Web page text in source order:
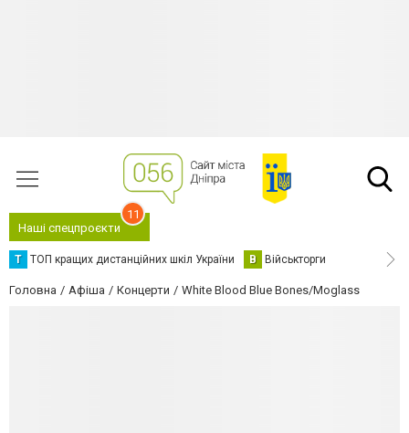
Наші спецпроєкти
11
Т ТОП кращих дистанційних шкіл України В Військторги
Головна Афіша Концерти White Blood Blue Bones/Moglass